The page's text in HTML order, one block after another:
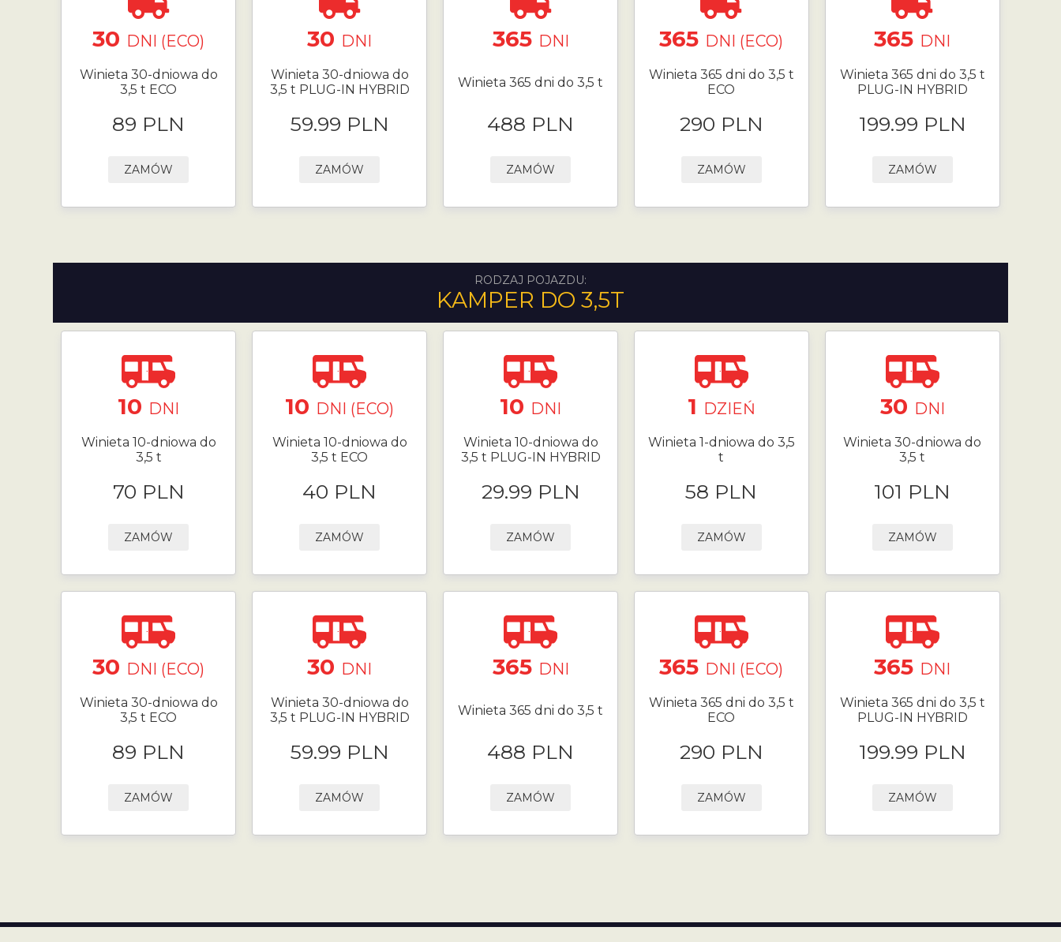
30 DNI (ECO)
Winieta 30-dniowa do
3,5 t ECO
89 PLN
ZAMÓW
30 DNI
Winieta 30-dniowa do
3,5 t PLUG-IN HYBRID
59.99 PLN
ZAMÓW
365 DNI
Winieta 365 dni do 3,5 t
488 PLN
ZAMÓW
365 DNI (ECO)
Winieta 365 dni do 3,5 t
ECO
290 PLN
ZAMÓW
365 DNI
Winieta 365 dni do 3,5 t
PLUG-IN HYBRID
199.99 PLN
ZAMÓW
RODZAJ POJAZDU:
KAMPER DO 3,5T
10 DNI
Winieta 10-dniowa do
3,5 t
70 PLN
ZAMÓW
10 DNI (ECO)
Winieta 10-dniowa do
3,5 t ECO
40 PLN
ZAMÓW
10 DNI
Winieta 10-dniowa do
3,5 t PLUG-IN HYBRID
29.99 PLN
ZAMÓW
1 DZIEŃ
Winieta 1-dniowa do 3,5
t
58 PLN
ZAMÓW
30 DNI
Winieta 30-dniowa do
3,5 t
101 PLN
ZAMÓW
30 DNI (ECO)
Winieta 30-dniowa do
3,5 t ECO
89 PLN
ZAMÓW
30 DNI
Winieta 30-dniowa do
3,5 t PLUG-IN HYBRID
59.99 PLN
ZAMÓW
365 DNI
Winieta 365 dni do 3,5 t
488 PLN
ZAMÓW
365 DNI (ECO)
Winieta 365 dni do 3,5 t
ECO
290 PLN
ZAMÓW
365 DNI
Winieta 365 dni do 3,5 t
PLUG-IN HYBRID
199.99 PLN
ZAMÓW